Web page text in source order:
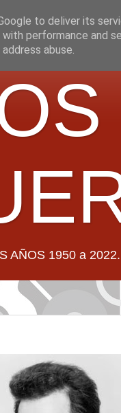
AÑOS 1950 a
to deliver its
with performance and
abuse.